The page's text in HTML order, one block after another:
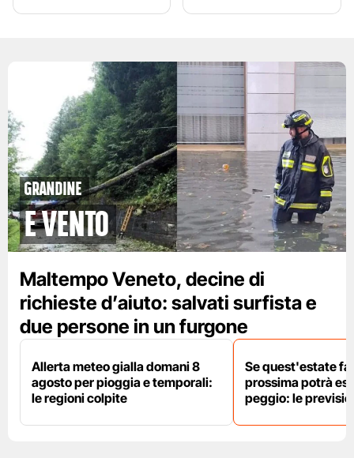
grandine
e vento
Maltempo Veneto, decine di
richieste d’aiuto: salvati surfista e
due persone in un furgone
Allerta meteo gialla domani 8
agosto per pioggia e temporali:
le regioni colpite
Se quest'estate fa
prossima potrà
peggio: le